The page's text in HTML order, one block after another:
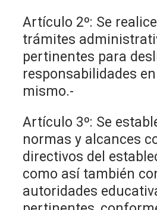
Artículo 2º: Se
trámites
pertinentes para
responsabilidades en
mismo.-
Artículo 3º: Se
normas y alcances
directivos del
como así también
autoridades